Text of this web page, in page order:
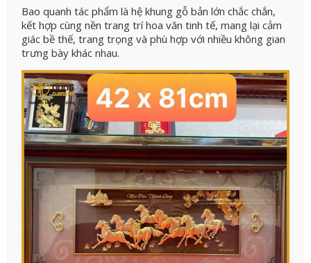
Bao quanh tác phẩm là hệ khung gỗ bản lớn chắc chắn,
kết hợp cùng nền trang trí hoa văn tinh tế, mang lại cảm
giác bề thế, trang trọng và phù hợp với nhiều không gian
trưng bày khác nhau.